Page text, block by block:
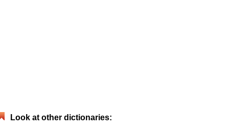
Look at other dictionaries: